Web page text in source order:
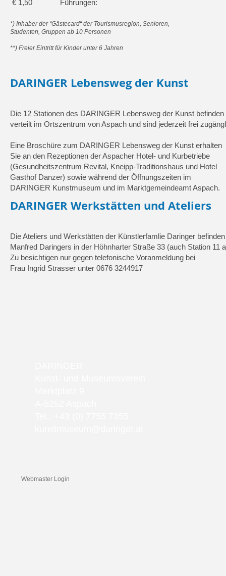
Führungen:
€ 1,50
*) Inhaber der “Gästecard“ der Tourismusregion, Senioren,
Studenten, Gruppen ab 10 Personen
**) Freier Eintritt für Kinder unter 6 Jahren
DARINGER Lebensweg der Kunst
Die 12 Stationen des DARINGER Lebensweg der Kunst
verteilt im Ortszentrum von Aspach und sind jederzeit frei
Eine Broschüre zum DARINGER Lebensweg der Kunst erhalten
Sie an den Rezeptionen derAspacher Hotel- und Kurbetriebe
(Gesundheitszentrum Revital, Kneipp-Traditionshaus und Hotel
Gasthof Danzer) sowie während der Öffnungszeiten im
DARINGER Kunstmuseum und im Marktgemeindeamt Aspach.
DARINGER Werkstätten und Ateliers
Die Ateliers und Werkstätten der Künstlerfamlie Daringer
Manfred Daringers in der Höhnharter Straße 33 (auch Station
Zu besichtigen nur gegen telefonische Voranmeldung bei
Frau Ingrid Strasser unter 0676 3244917
Webmaster Login